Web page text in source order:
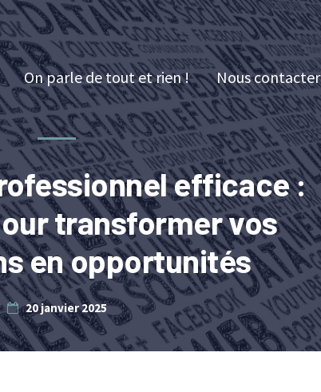
On parle de tout et rien ! Nous contacter
efficace :
transformer vos
en opportunités
20 janvier 2025